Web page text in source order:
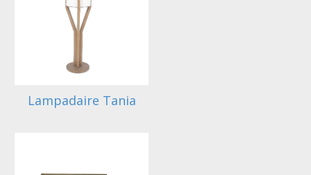
Lampadaire Tania